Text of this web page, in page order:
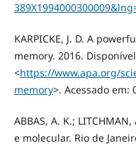
KARPICKE, J. D. A
memory. 2016.
<https://www.apa.org/
memory>. Acessado em:
ABBAS, A. K.;
e molecular. Rio de